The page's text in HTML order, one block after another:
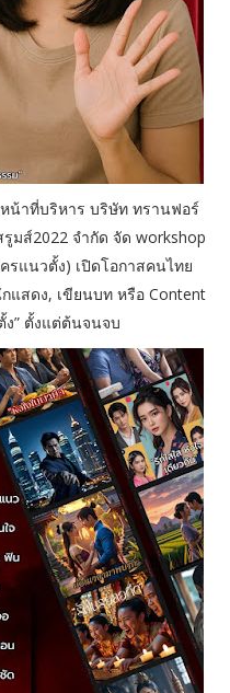
น้าที่บริหาร บริษัท ทรานฟอร์
ส์2022 จำกัด จัด workshop
รแนวตั้ง) เปิดโอกาสคนไทย
แสดง, เขียนบท หรือ Content
” ตั้งแต่ต้นจนจบ